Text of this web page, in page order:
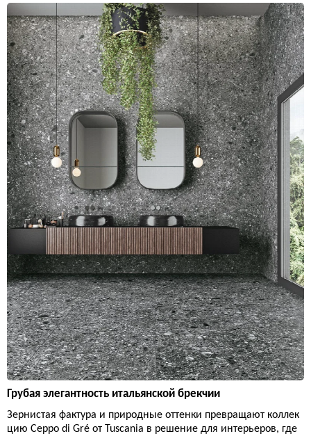
Грубая элегантность итальянской брекчии
Зернистая фактура и природные оттенки превращают коллек
цию Ceppo di Gré от Tuscania в решение для интерьеров, где